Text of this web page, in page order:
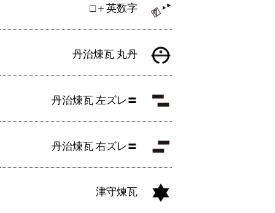
□＋英数字
丹治煉瓦 丸丹
丹治煉瓦 左ズレ〓
丹治煉瓦 右ズレ〓
津守煉瓦